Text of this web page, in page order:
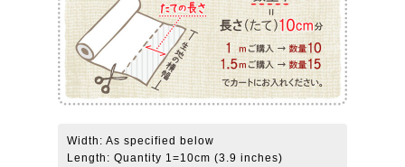
Width: As specified below
Length: Quantity 1=10cm (3.9 inches)